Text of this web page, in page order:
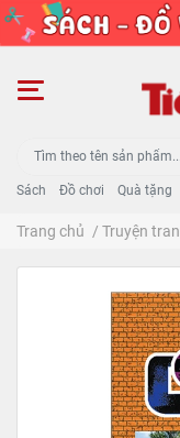
Sách Đồ chơi Quà tặng
Trang chủ / Truyện